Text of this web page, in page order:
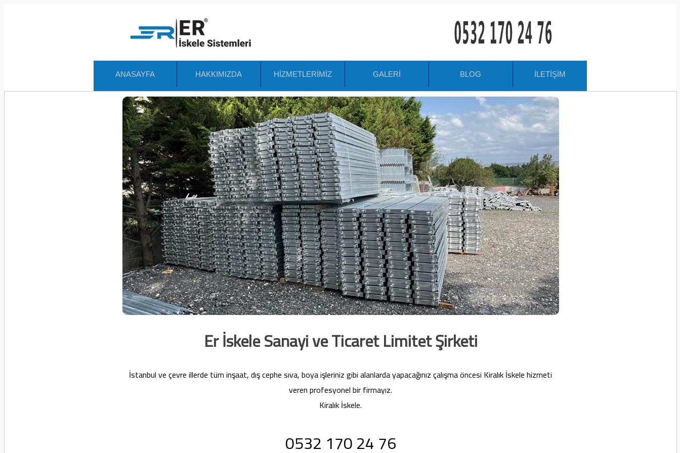
ANASAYFA HAKKIMIZDA HİZMETLERİMİZ GALERİ BLOG İLETİŞİM
Er İskele Sanayi ve Ticaret Limitet Şirketi
İstanbul ve çevre illerde tüm inşaat, dış cephe sıva, boya işleriniz gibi alanlarda yapacağınız çalışma öncesi Kiralık İskele hizmeti
veren profesyonel bir firmayız.
Kiralık İskele.
0532 170 24 76